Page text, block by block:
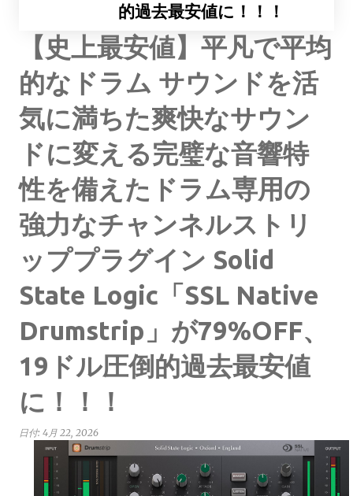
的過去最安値に！！！
【史上最安値】平凡で平均
的なドラム サウンドを活
気に満ちた爽快なサウン
ドに変える完璧な音響特
性を備えたドラム専用の
強力なチャンネルストリ
ッププラグイン Solid
State Logic「SSL Native
Drumstrip」が79%OFF、
19ドル圧倒的過去最安値
に！！！
日付: 4月 22, 2026